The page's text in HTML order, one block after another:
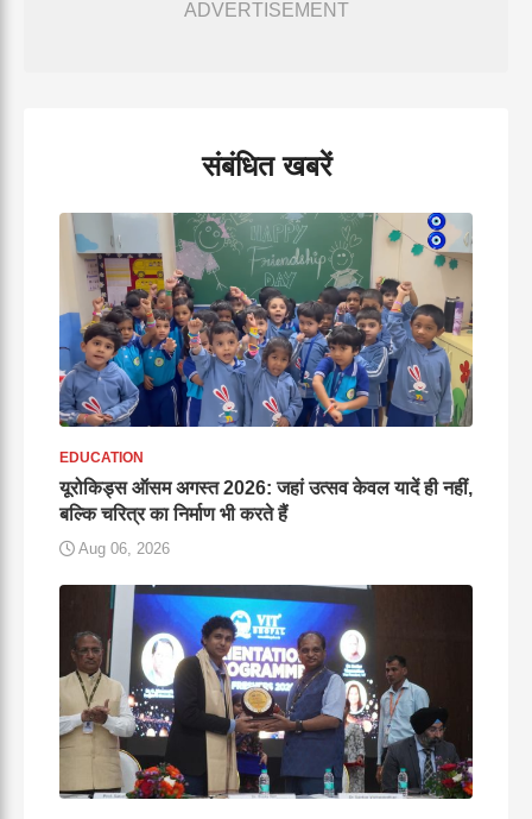
ADVERTISEMENT
संबंधित खबरें
EDUCATION
यूरोकिड्स ऑसम अगस्त 2026: जहां उत्सव केवल यादें ही नहीं,
बल्कि चरित्र का निर्माण भी करते हैं
Aug 06, 2026